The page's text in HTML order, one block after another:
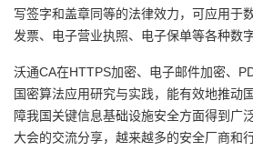
写签字和盖章同等的法律效力，可应用于
发票、电子营业执照、电子保单等各种数
沃通CA在HTTPS加密、电子邮件加密、
国密算法应用研究与实践，能有效地推动
障我国关键信息基础设施安全方面得到广
大会的交流分享，越来越多的安全厂商和